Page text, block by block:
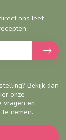
Bekijk dan
onze
vragen en
nemen.
ons leef